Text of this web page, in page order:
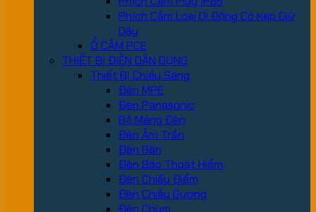
Phích Cắm Loại Di Động Có Kẹp Giữ
Dây
Ổ CẮM PCE
THIẾT BỊ ĐIỆN DÂN DỤNG
Thiết Bị Chiếu Sáng
Đèn MPE
Đèn Panasonic
Bộ Máng Đèn
Đèn Âm Trần
Đèn Bàn
Đèn Báo Thoát Hiểm
Đèn Chiếu Điểm
Đèn Chiếu Gương
Đèn Chùm